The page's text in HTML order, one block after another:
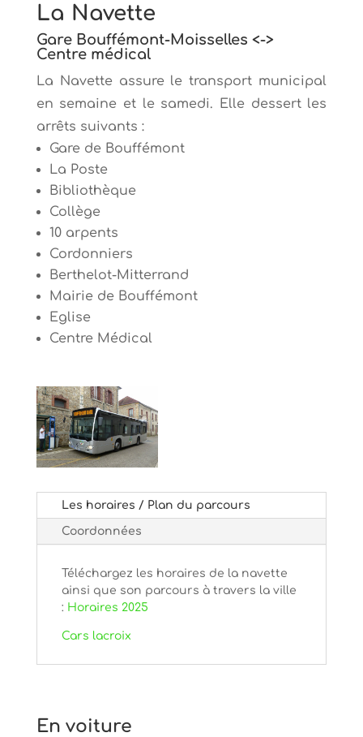
La Navette
Gare Bouffémont-Moisselles <->
Centre médical
La Navette assure le transport municipal
en semaine et le samedi. Elle dessert les
arrêts suivants :
Gare de Bouffémont
La Poste
Bibliothèque
Collège
10 arpents
Cordonniers
Berthelot-Mitterrand
Mairie de Bouffémont
Eglise
Centre Médical
Les horaires / Plan du parcours
Coordonnées
Téléchargez les horaires de la navette
ainsi que son parcours à travers la ville
: Horaires 2025
Cars lacroix
En voiture